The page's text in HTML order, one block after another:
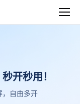
开秒用！
自由多开